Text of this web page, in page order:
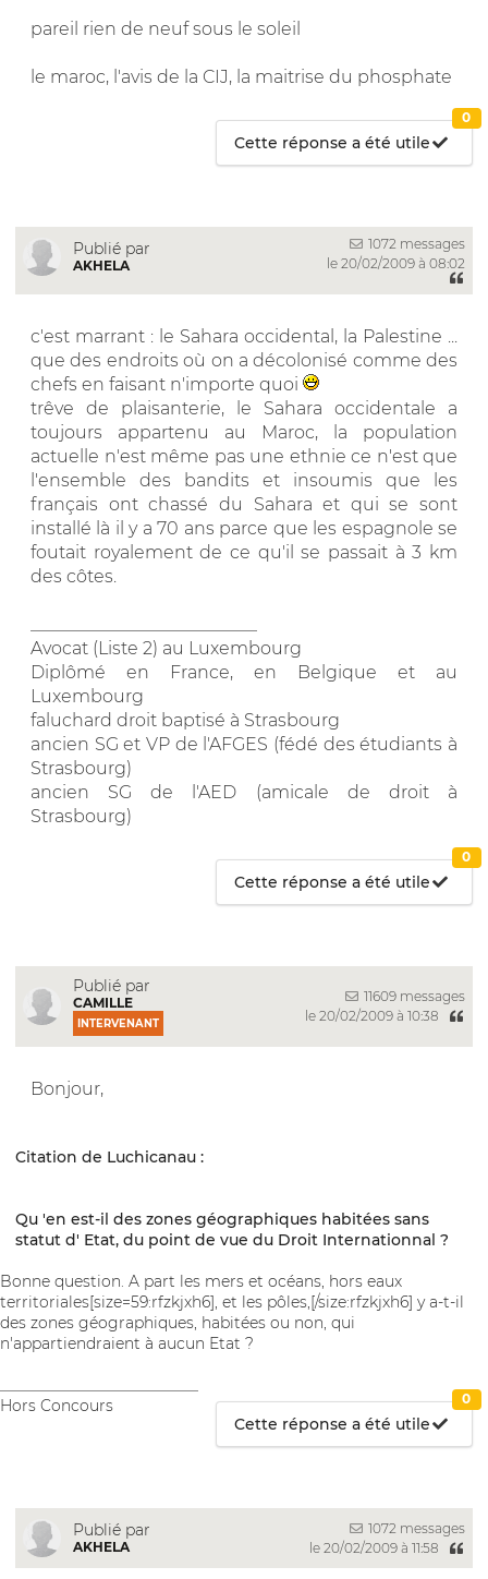
pareil rien de neuf sous le soleil
le maroc, l'avis de la CIJ, la maitrise du phosphate
Cette réponse a été utile
0
Publié par
AKHELA
1072 messages
le 20/02/2009 à 08:02
c'est marrant : le Sahara occidental, la Palestine ...
que des endroits où on a décolonisé comme des
chefs en faisant n'importe quoi
trêve de plaisanterie, le Sahara occidentale a
toujours appartenu au Maroc, la population
actuelle n'est même pas une ethnie ce n'est que
l'ensemble des bandits et insoumis que les
français ont chassé du Sahara et qui se sont
installé là il y a 70 ans parce que les espagnole se
foutait royalement de ce qu'il se passait à 3 km
des côtes.
Avocat (Liste 2) au Luxembourg
Diplômé en France, en Belgique et au
Luxembourg
faluchard droit baptisé à Strasbourg
ancien SG et VP de l'AFGES (fédé des étudiants à
Strasbourg)
ancien SG de l'AED (amicale de droit à
Strasbourg)
Cette réponse a été utile
0
Publié par
CAMILLE
INTERVENANT
11609 messages
le 20/02/2009 à 10:38
Bonjour,
Citation de Luchicanau :
Qu 'en est-il des zones géographiques habitées sans
statut d' Etat, du point de vue du Droit Internationnal ?
Bonne question. A part les mers et océans, hors eaux
territoriales[size=59:rfzkjxh6], et les pôles,[/size:rfzkjxh6] y a-t-il
des zones géographiques, habitées ou non, qui
n'appartiendraient à aucun Etat ?
Hors Concours
Cette réponse a été utile
0
Publié par
AKHELA
1072 messages
le 20/02/2009 à 11:58